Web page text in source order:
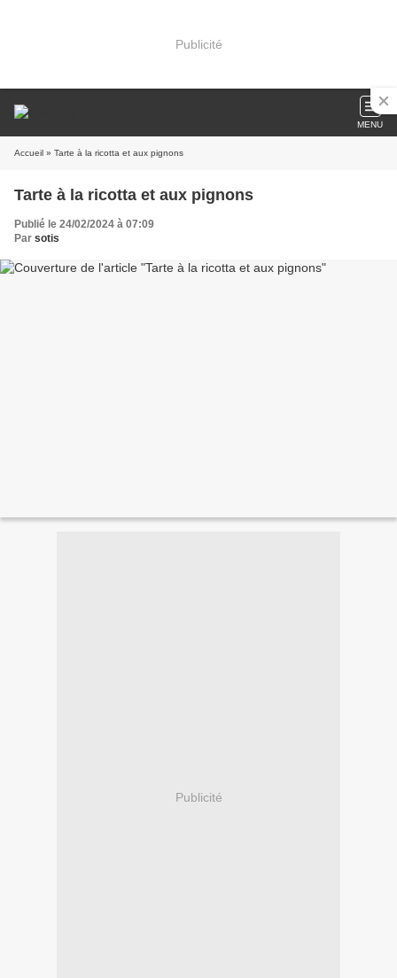
Publicité
MENU
Accueil » Tarte à la ricotta et aux pignons
Tarte à la ricotta et aux pignons
Publié le 24/02/2024 à 07:09
Par sotis
Publicité